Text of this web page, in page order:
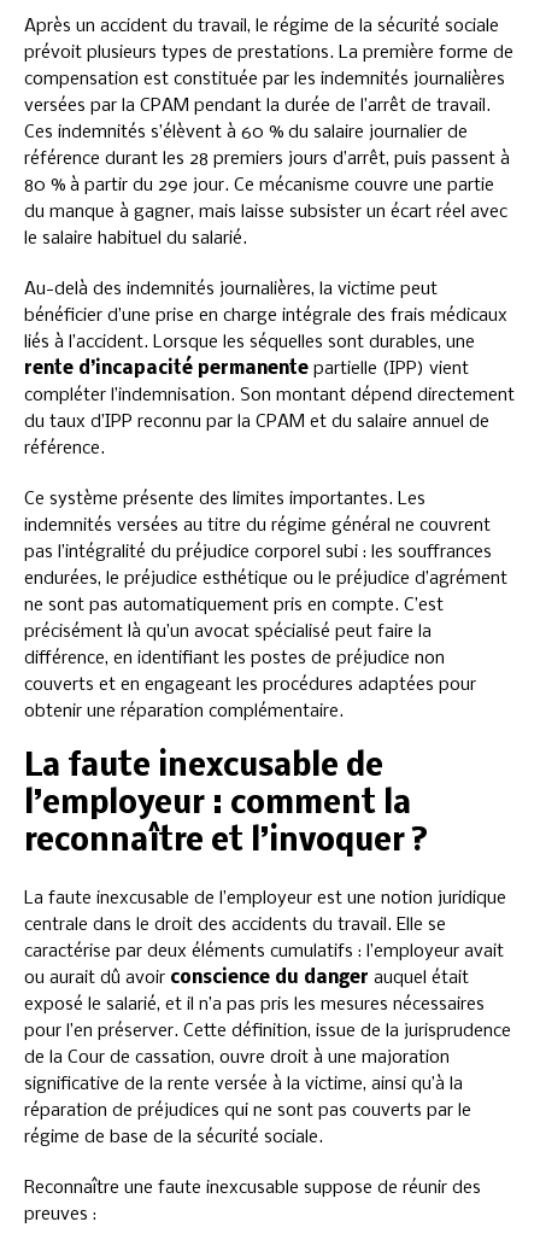
Après un accident du travail, le régime de la sécurité sociale
prévoit plusieurs types de prestations. La première forme de
compensation est constituée par les indemnités journalières
versées par la CPAM pendant la durée de l’arrêt de travail.
Ces indemnités s’élèvent à 60 % du salaire journalier de
référence durant les 28 premiers jours d’arrêt, puis passent à
80 % à partir du 29e jour. Ce mécanisme couvre une partie
du manque à gagner, mais laisse subsister un écart réel avec
le salaire habituel du salarié.
Au-delà des indemnités journalières, la victime peut
bénéficier d’une prise en charge intégrale des frais médicaux
liés à l’accident. Lorsque les séquelles sont durables, une
rente d’incapacité permanente partielle (IPP) vient
compléter l’indemnisation. Son montant dépend directement
du taux d’IPP reconnu par la CPAM et du salaire annuel de
référence.
Ce système présente des limites importantes. Les
indemnités versées au titre du régime général ne couvrent
pas l’intégralité du préjudice corporel subi : les souffrances
endurées, le préjudice esthétique ou le préjudice d’agrément
ne sont pas automatiquement pris en compte. C’est
précisément là qu’un avocat spécialisé peut faire la
différence, en identifiant les postes de préjudice non
couverts et en engageant les procédures adaptées pour
obtenir une réparation complémentaire.
La faute inexcusable de
l’employeur : comment la
reconnaître et l’invoquer ?
La faute inexcusable de l’employeur est une notion juridique
centrale dans le droit des accidents du travail. Elle se
caractérise par deux éléments cumulatifs : l’employeur avait
ou aurait dû avoir conscience du danger auquel était
exposé le salarié, et il n’a pas pris les mesures nécessaires
pour l’en préserver. Cette définition, issue de la jurisprudence
de la Cour de cassation, ouvre droit à une majoration
significative de la rente versée à la victime, ainsi qu’à la
réparation de préjudices qui ne sont pas couverts par le
régime de base de la sécurité sociale.
Reconnaître une faute inexcusable suppose de réunir des
preuves :